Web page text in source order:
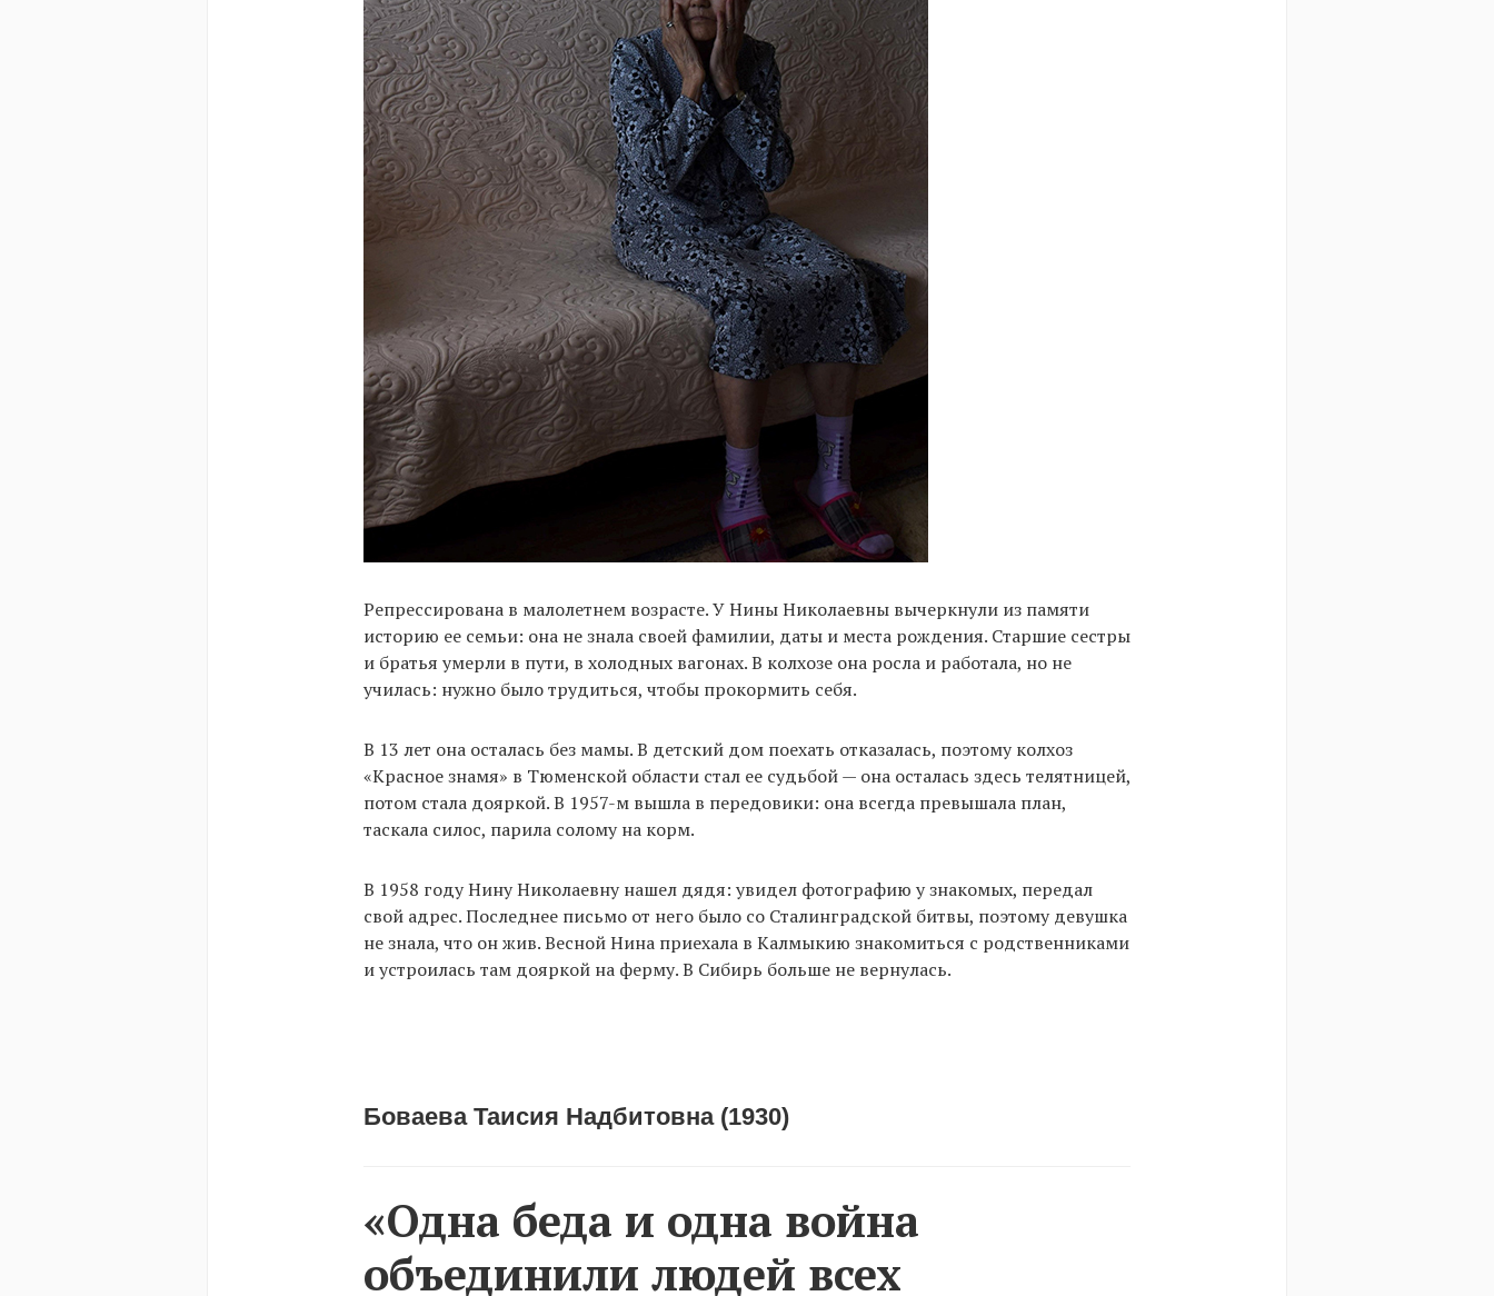
Репрессирована в малолетнем возрасте. У Нины Николаевны вычеркнули из памяти
историю ее семьи: она не знала своей фамилии, даты и места рождения. Старшие сестры
и братья умерли в пути, в холодных вагонах. В колхозе она росла и работала, но не
училась: нужно было трудиться, чтобы прокормить себя.
В 13 лет она осталась без мамы. В детский дом поехать отказалась, поэтому колхоз
«Красное знамя» в Тюменской области стал ее судьбой — она осталась здесь телятницей,
потом стала дояркой. В 1957-м вышла в передовики: она всегда превышала план,
таскала силос, парила солому на корм.
В 1958 году Нину Николаевну нашел дядя: увидел фотографию у знакомых, передал
свой адрес. Последнее письмо от него было со Сталинградской битвы, поэтому девушка
не знала, что он жив. Весной Нина приехала в Калмыкию знакомиться с родственниками
и устроилась там дояркой на ферму. В Сибирь больше не вернулась.
Боваева Таисия Надбитовна (1930)
«Одна беда и одна война
объединили людей всех